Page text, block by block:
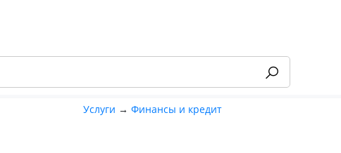
Услуги →Финансы и кредит